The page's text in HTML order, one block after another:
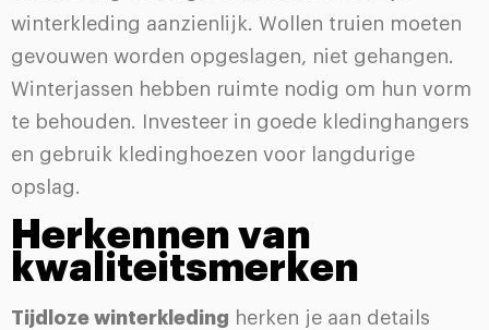
winterkleding aanzienlijk. Wollen truien moeten
gevouwen worden opgeslagen, niet gehangen.
Winterjassen hebben ruimte nodig om hun vorm
te behouden. Investeer in goede kledinghangers
en gebruik kledinghoezen voor langdurige
opslag.
Herkennen van
kwaliteitsmerken
Tijdloze winterkleding herken je aan details